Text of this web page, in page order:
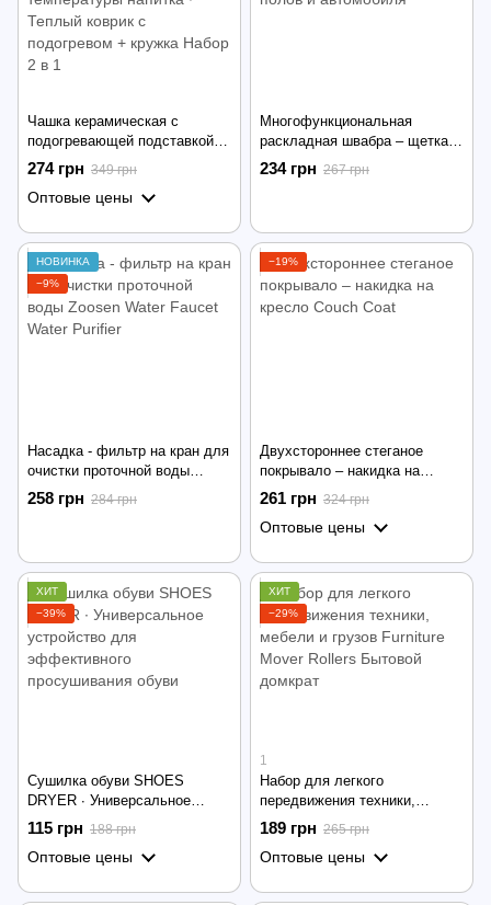
Чашка керамическая с
подогревающей подставкой
для поддержания
температуры напитка ∙
Теплый коврик с подогревом
274 грн 349 грн
Оптовые цены
Многофункциональная
раскладная швабра – щетка
для мытья окон, полов и
автомобиля
234 грн 267 грн
НОВИНКА
−9%
Насадка - фильтр на кран для
очистки проточной воды
Zoosen Water Faucet Water
Purifier
258 грн 284 грн
−19%
Двухстороннее стеганое
покрывало – накидка на
кресло Couch Coat
261 грн 324 грн
Оптовые цены
ХИТ
−39%
Сушилка обуви SHOES
DRYER ∙ Универсальное
устройство для
эффективного просушивания
обуви
115 грн 188 грн
Оптовые цены
ХИТ
−29%
1
Набор для легкого
передвижения техники,
мебели и грузов Furniture
Mover Rollers Бытовой
домкрат
189 грн 265 грн
Оптовые цены